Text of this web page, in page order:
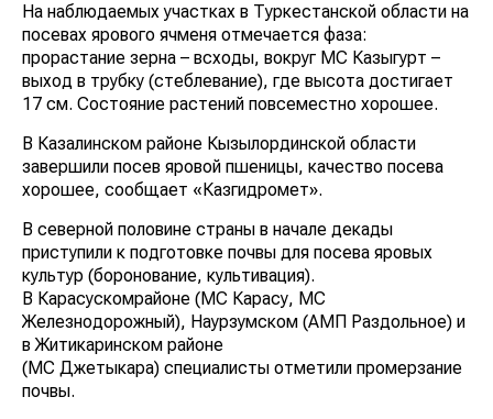
На наблюдаемых участках в Туркестанской области на
посевах ярового ячменя отмечается фаза:
прорастание зерна – всходы, вокруг МС Казыгурт –
выход в трубку (стеблевание), где высота достигает
17 см. Состояние растений повсеместно хорошее.
В Казалинском районе Кызылординской области
завершили посев яровой пшеницы, качество посева
хорошее, сообщает «Казгидромет».
В северной половине страны в начале декады
приступили к подготовке почвы для посева яровых
культур (боронование, культивация).
В Карасускомрайоне (МС Карасу, МС
Железнодорожный), Наурзумском (АМП Раздольное) и
в Житикаринском районе
(МС Джетыкара) специалисты отметили промерзание
почвы.